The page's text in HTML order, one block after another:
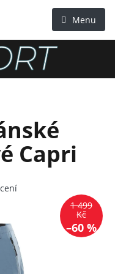
Capri
1 499
Kč
–60 %